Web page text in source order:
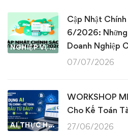
NGHIỆP VỤ KẾ TOÁN & THUẾ
Cập Nhật
6/2026:
Doanh Nghiệp
07/07/2026
AI THỰC HÀNH
WORKSHOP
Cho Kế Toán
27/06/2026